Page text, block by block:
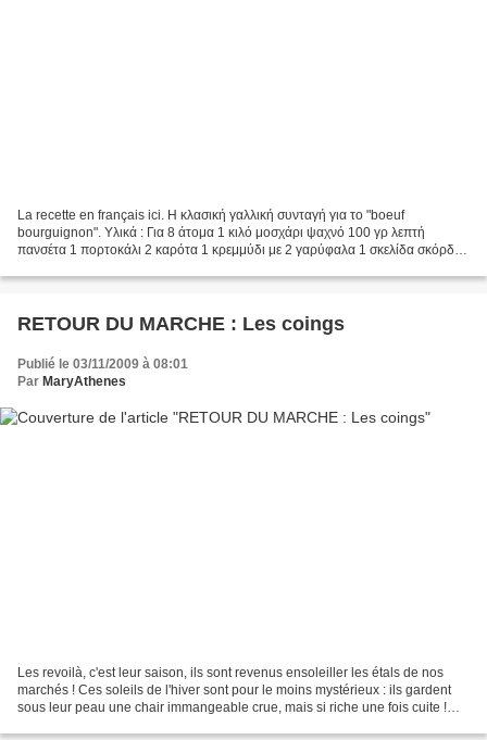
La recette en français ici. Η κλασική γαλλική συνταγή για το "boeuf
bourguignon". Υλικά : Για 8 άτομα 1 κιλό μοσχάρι ψαχνό 100 γρ λεπτή
πανσέτα 1 πορτοκάλι 2 καρότα 1 κρεμμύδι με 2 γαρύφαλα 1 σκελίδα σκόρδο
RETOUR DU MARCHE : Les coings
Publié le 03/11/2009 à 08:01
Par MaryAthenes
Les revoilà, c'est leur saison, ils sont revenus ensoleiller les étals de nos
marchés ! Ces soleils de l'hiver sont pour le moins mystérieux : ils gardent
sous leur peau une chair immangeable crue, mais si riche une fois cuite !